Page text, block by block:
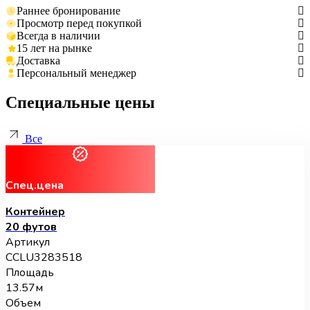
Раннее бронирование
Просмотр перед покупкой
Всегда в наличии
15 лет на рынке
Доставка
Персональный менеджер
Специальные цены
Все
Спец.цена
Контейнер
20 футов
Артикул
CCLU3283518
Площадь
13.57м
Объем